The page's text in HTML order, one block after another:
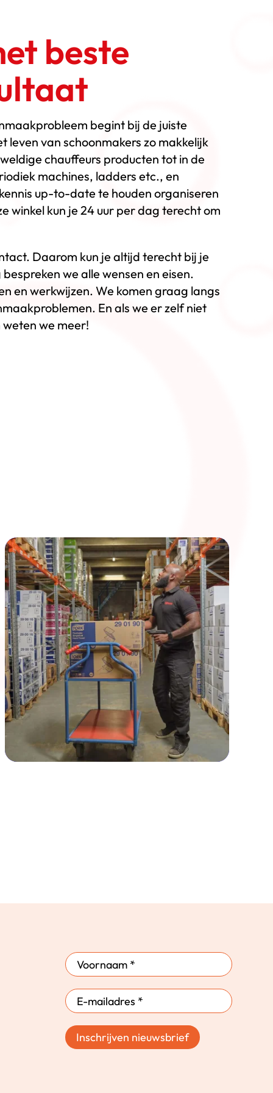
beste
begint bij de juiste
van schoonmakers zo makkelijk
chauffeurs producten tot in de
machines, ladders etc., en
up-to-date te houden organiseren
winkel kun je 24 uur per dag terecht om
Daarom kun je altijd terecht bij je
we alle wensen en eisen.
en werkwijzen. We komen graag langs
En als we er zelf niet
we meer!
Inschrijven nieuwsbrief